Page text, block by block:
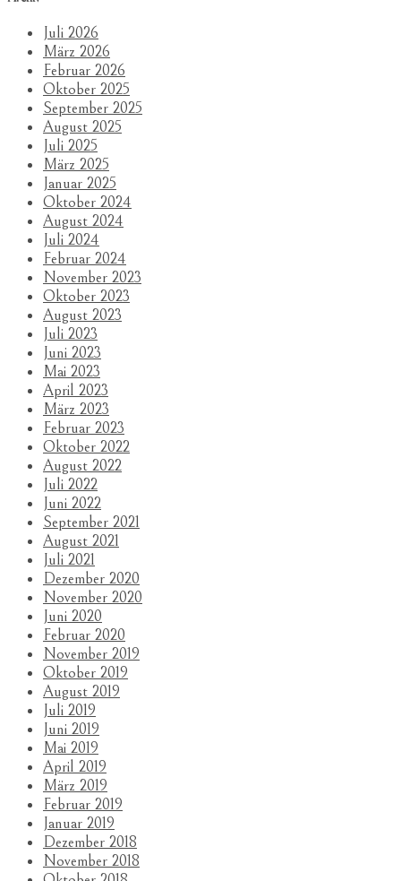
Juli 2026
März 2026
Februar 2026
Oktober 2025
September 2025
August 2025
Juli 2025
März 2025
Januar 2025
Oktober 2024
August 2024
Juli 2024
Februar 2024
November 2023
Oktober 2023
August 2023
Juli 2023
Juni 2023
Mai 2023
April 2023
März 2023
Februar 2023
Oktober 2022
August 2022
Juli 2022
Juni 2022
September 2021
August 2021
Juli 2021
Dezember 2020
November 2020
Juni 2020
Februar 2020
November 2019
Oktober 2019
August 2019
Juli 2019
Juni 2019
Mai 2019
April 2019
März 2019
Februar 2019
Januar 2019
Dezember 2018
November 2018